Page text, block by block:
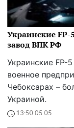
Украинские
завод ВПК РФ
Украинские FP-
военное
Чебоксарах –
Украиной.
13:50 05.05